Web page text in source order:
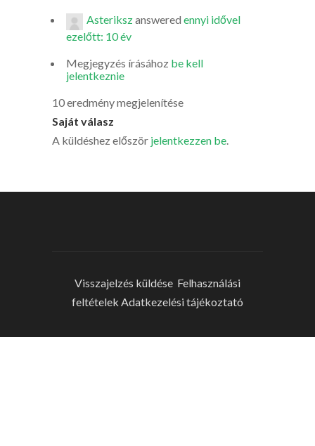
Asterikszanswered ennyi idővel
ezelőtt: 10 év
Megjegyzés írásához be kell
jelentkeznie
10 eredmény megjelenítése
Saját válasz
A küldéshez először jelentkezzen be.
Visszajelzés küldése Felhasználási
feltételek Adatkezelési tájékoztató